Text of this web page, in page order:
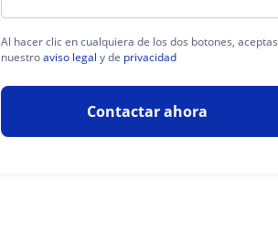
Al hacer clic en cualquiera de los dos botones, aceptas
nuestroaviso legal y de privacidad
Contactar ahora